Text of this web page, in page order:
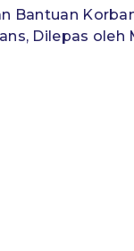
Bantuan
Dilepas oleh